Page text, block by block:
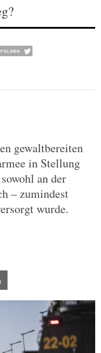
gewaltbereiten
in Stellung
an der
– zumindest
wurde.